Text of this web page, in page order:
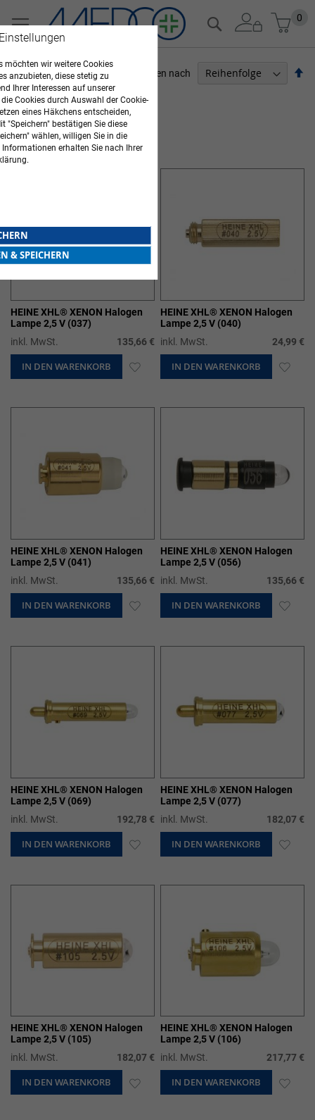
Zum
Inhalt
0
Suche
Artikel1-12von13
Sortieren nach
HEINE HALOGENLAMPEN
HEINE XHL® XENON Halogen
Lampe 2,5 V (037)
inkl. MwSt.
135,66 €
IN DEN WARENKORB ZUR
HEINE XHL® XENON Halogen
Lampe 2,5 V (040)
inkl. MwSt.
24,99 €
IN DEN WARENKORB ZUR
HEINE XHL® XENON Halogen
Lampe 2,5 V (041)
inkl. MwSt.
135,66 €
IN DEN WARENKORB ZUR
HEINE XHL® XENON Halogen
Lampe 2,5 V (056)
inkl. MwSt.
135,66 €
IN DEN WARENKORB ZUR
HEINE XHL® XENON Halogen
Lampe 2,5 V (069)
inkl. MwSt.
192,78 €
IN DEN WARENKORB ZUR
HEINE XHL® XENON Halogen
Lampe 2,5 V (077)
inkl. MwSt.
182,07 €
IN DEN WARENKORB ZUR
HEINE XHL® XENON Halogen
Lampe 2,5 V (105)
inkl. MwSt.
182,07 €
IN DEN WARENKORB ZUR
HEINE XHL® XENON Halogen
Lampe 2,5 V (106)
inkl. MwSt.
217,77 €
IN DEN WARENKORB ZUR
ARZTBEDARF
möchten wir weitere Cookies
anzubieten, diese stetig zu
Ihrer Interessen auf unserer
Cookies durch Auswahl der Cookie-
eines Häkchens entscheiden,
"Speichern" bestätigen Sie diese
wählen, willigen Sie in die
erhalten Sie nach Ihrer
& SPEICHERN